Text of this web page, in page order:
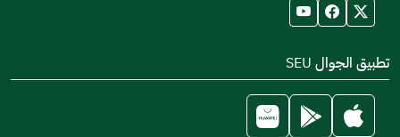
تطبيق الجوال SEU